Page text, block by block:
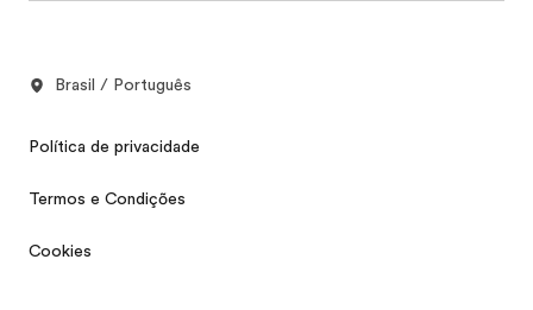
Brasil / Português
Política de privacidade
Termos e Condições
Cookies